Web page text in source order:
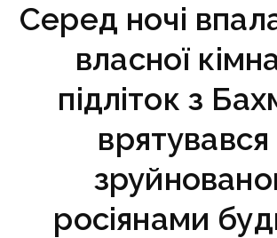
Серед ночі
власної
підліток з
врятувався
росіянами